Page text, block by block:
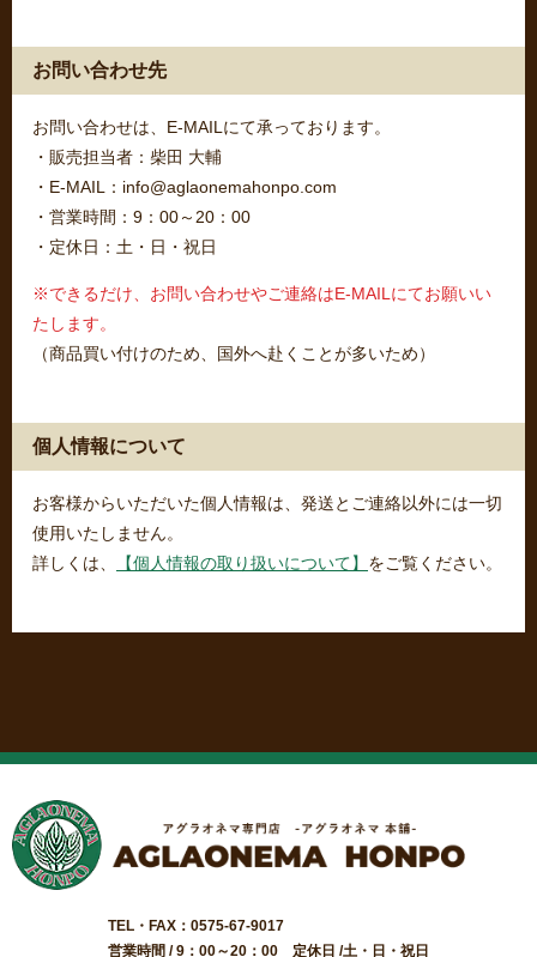
お問い合わせ先
お問い合わせは、E-MAILにて承っております。
・販売担当者：柴田 大輔
・E-MAIL：info@aglaonemahonpo.com
・営業時間：9：00～20：00
・定休日：土・日・祝日
※できるだけ、お問い合わせやご連絡はE-MAILにてお願いい
たします。
（商品買い付けのため、国外へ赴くことが多いため）
個人情報について
お客様からいただいた個人情報は、発送とご連絡以外には一切
使用いたしません。
詳しくは、
【個人情報の取り扱いについて】 をご覧ください。
TEL・FAX：0575-67-9017
営業時間 / 9：00～20：00 定休日 /土・日・祝日